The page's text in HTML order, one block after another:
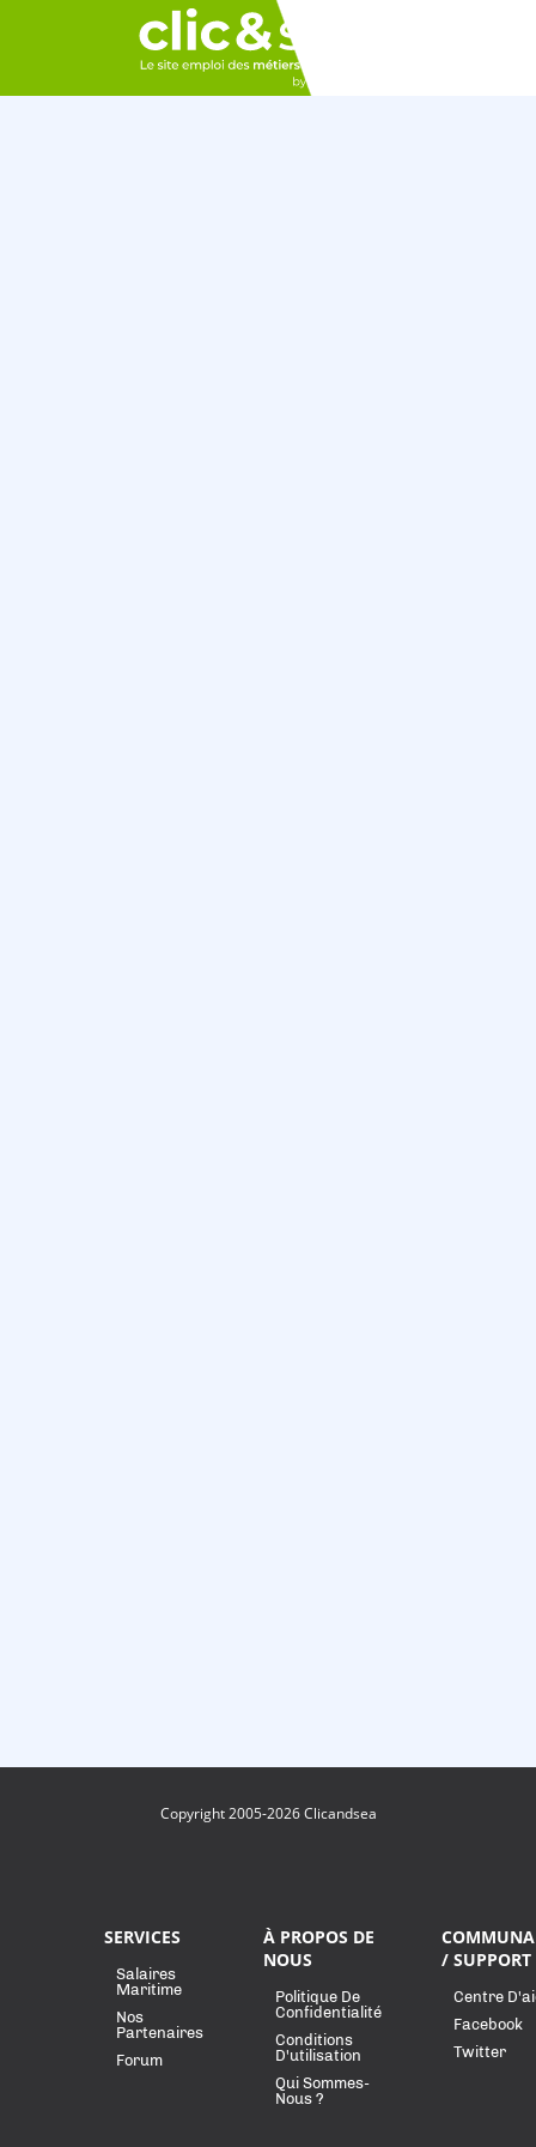
Copyright 2005-2026 Clicandsea
SERVICES
Salaires
Maritime
Nos
Partenaires
Forum
À PROPOS DE
NOUS
Politique De
Confidentialité
Conditions
D'utilisation
Qui Sommes-
Nous ?
/ SUPPORT
Centre
Facebook
Twitter